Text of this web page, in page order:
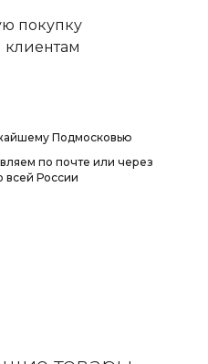
покупку
Подмосковью
по почте или через
всей России